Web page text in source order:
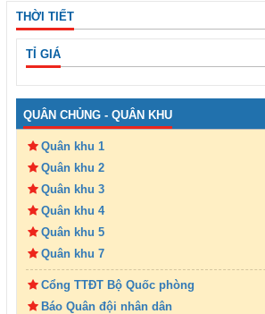
THỜI TIẾT
TỈ GIÁ
QUÂN CHỦNG - QUÂN KHU
Quân khu 1
Quân khu 2
Quân khu 3
Quân khu 4
Quân khu 5
Quân khu 7
Cổng TTĐT Bộ Quốc phòng
Báo Quân đội nhân dân